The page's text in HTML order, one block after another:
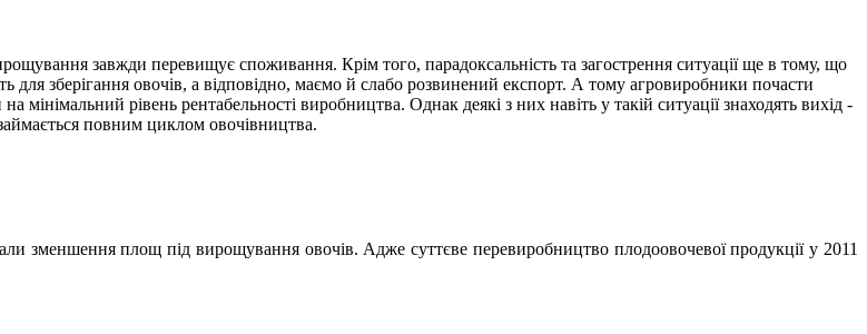
завжди перевищує споживання. Крім того, парадоксальність та загострення ситуації ще в тому, що
для зберігання овочів, а відповідно, маємо й слабо розвинений експорт. А тому агровиробники почасти
мінімальний рівень рентабельності виробництва. Однак деякі з них навіть у такій ситуації знаходять вихід -
повним циклом овочівництва.
зменшення площ під вирощування овочів. Адже суттєве перевиробництво плодоовочевої продукції у 2011